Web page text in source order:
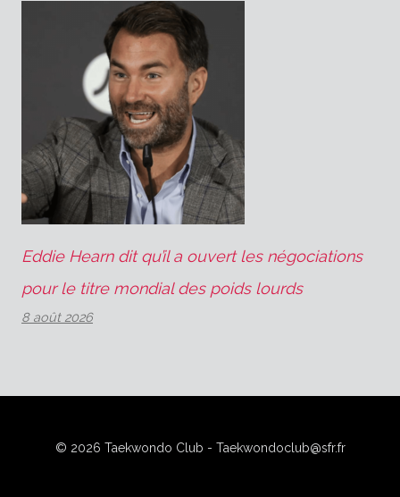
Eddie Hearn dit qu’il a ouvert les négociations
pour le titre mondial des poids lourds
8 août 2026
© 2026 Taekwondo Club - Taekwondoclub@sfr.fr